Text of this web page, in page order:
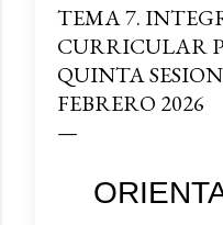
TEMA 7.
CURRICULAR
QUINTA
FEBRERO 2026